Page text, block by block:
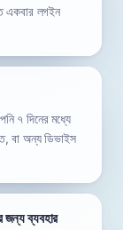
একবার লগইন
৭ দিনের মধ্যে
বা অন্য ডিভাইস
জন্য ব্যবহার